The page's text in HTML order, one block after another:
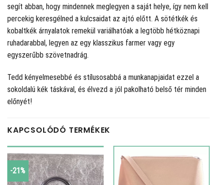
segít abban, hogy mindennek meglegyen a saját helye, így nem kell
percekig keresgélned a kulcsaidat az ajtó előtt. A sötétkék és
kobaltkék árnyalatok remekül variálhatóak a legtöbb hétköznapi
ruhadarabbal, legyen az egy klasszikus farmer vagy egy
egyszerűbb szövetnadrág.
Tedd kényelmesebbé és stílusosabbá a munkanapjaidat ezzel a
sokoldalú kék táskával, és élvezd a jól pakolható belső tér minden
előnyét!
KAPCSOLÓDÓ TERMÉKEK
-21%